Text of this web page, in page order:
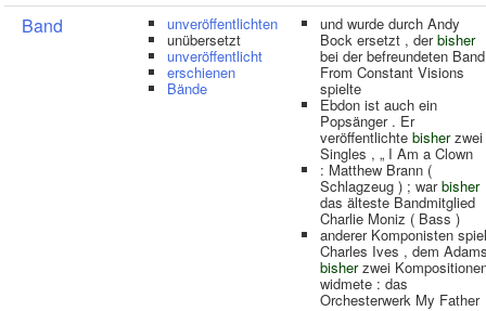
Band unveröffentlichten
unübersetzt
unveröffentlicht
erschienen
Bände
und wurde durch Andy
Bock ersetzt , derbisher
bei der befreundeten Band
From Constant Visions
spielte
Ebdon ist auch ein
Popsänger . Er
veröffentlichte bisherzwei
Singles , „ I Am a Clown
: Matthew Brann (
Schlagzeug ) ; warbisher
das älteste Bandmitglied
Charlie Moniz ( Bass )
anderer Komponisten
Charles Ives , dem
bisherzwei
widmete : das
Orchesterwerk My Father